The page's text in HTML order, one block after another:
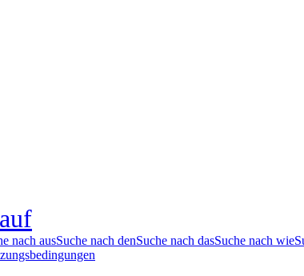
auf
nach ausSuche nach denSuche nach dasSuche nach wie